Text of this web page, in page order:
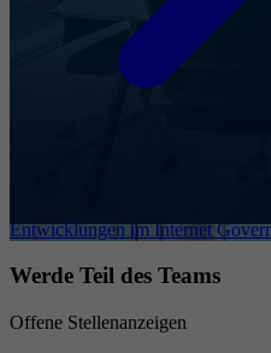
Entwicklungen im Internet
Werde Teil des Teams
Offene Stellenanzeigen